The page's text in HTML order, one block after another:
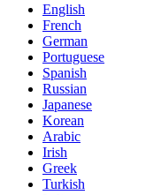
English
French
German
Portuguese
Spanish
Russian
Japanese
Korean
Arabic
Irish
Greek
Turkish